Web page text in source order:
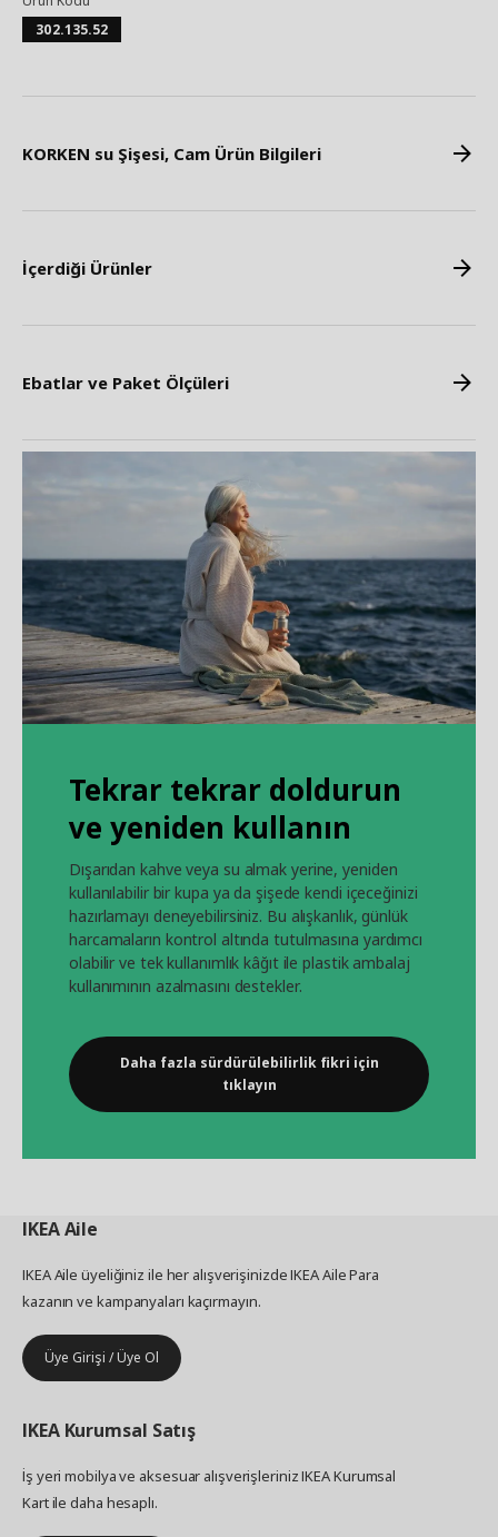
302.135.52
KORKEN su Şişesi, Cam Ürün Bilgileri
İçerdiği Ürünler
Ebatlar ve Paket Ölçüleri
Tekrar tekrar doldurun
ve yeniden kullanın
Dışarıdan kahve veya su almak yerine, yeniden
kullanılabilir bir kupa ya da şişede kendi içeceğinizi
hazırlamayı deneyebilirsiniz. Bu alışkanlık, günlük
harcamaların kontrol altında tutulmasına yardımcı
olabilir ve tek kullanımlık kâğıt ile plastik ambalaj
kullanımının azalmasını destekler.
Daha fazla sürdürülebilirlik fikri için
tıklayın
IKEAAile
IKEA Aile üyeliğiniz ile her alışverişinizde IKEA Aile Para
kazanın ve kampanyaları kaçırmayın.
Üye Girişi / Üye Ol
IKEA Kurumsal Satış
İş yeri mobilya ve aksesuar alışverişleriniz IKEA Kurumsal
Kart ile daha hesaplı.